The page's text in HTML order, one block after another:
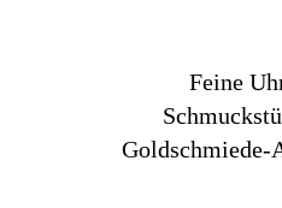
Feine
Goldschmiede-